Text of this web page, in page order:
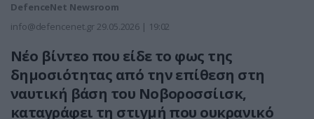
DefenceNet Newsroom
info@defencenet.gr 29.05.2026 | 19:02
Νέο βίντεο που είδε το φως της
δημοσιότητας από την επίθεση στη
ναυτική βάση του Νοβοροσσίισκ,
καταγράφει τη στιγμή που ουκρανικό